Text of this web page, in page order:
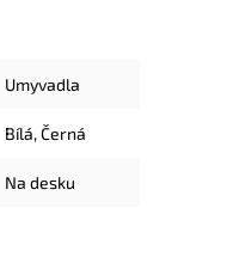
Umyvadla
Bílá,Černá
Na desku